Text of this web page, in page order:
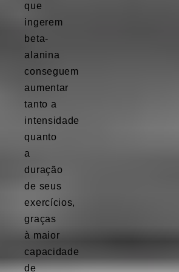
que
ingerem
beta-
alanina
conseguem
aumentar
tanto a
intensidade
quanto
a
duração
de seus
exercícios,
graças
à maior
capacidade
de